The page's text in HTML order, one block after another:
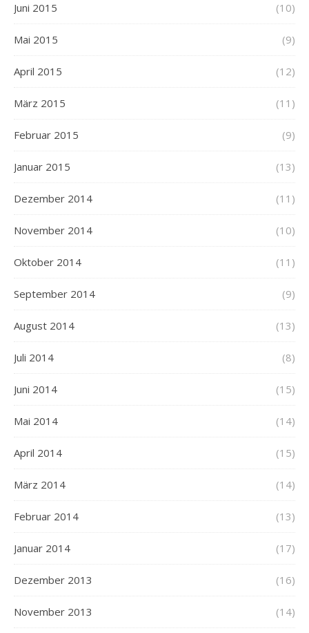
Juni 2015 (10)
Mai 2015 (9)
April 2015 (12)
März 2015 (11)
Februar 2015 (9)
Januar 2015 (13)
Dezember 2014 (11)
November 2014 (10)
Oktober 2014 (11)
September 2014 (9)
August 2014 (13)
Juli 2014 (8)
Juni 2014 (15)
Mai 2014 (14)
April 2014 (15)
März 2014 (14)
Februar 2014 (13)
Januar 2014 (17)
Dezember 2013 (16)
November 2013 (14)